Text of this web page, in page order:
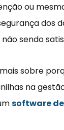
ou
dos
sendo
sobre
na
software